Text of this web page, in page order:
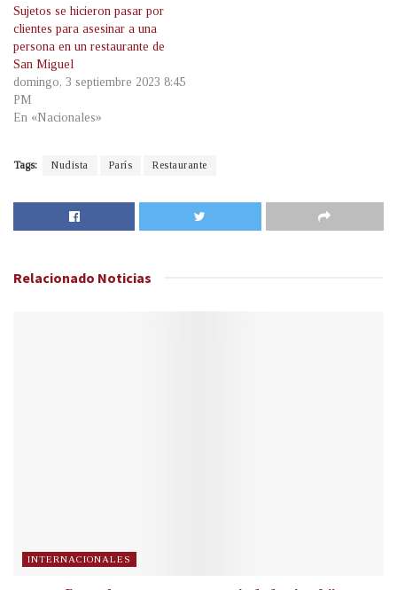
Sujetos se hicieron pasar por
clientes para asesinar a una
persona en un restaurante de
San Miguel
domingo, 3 septiembre 2023 8:45
PM
En «Nacionales»
Tags: Nudista París Restaurante
Relacionado Noticias
INTERNACIONALES